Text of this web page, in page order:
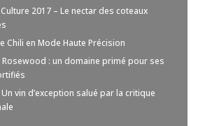
2017 – Le nectar des coteaux
Chili en Mode Haute Précision
Rosewood : un domaine primé pour ses
Un vin d’exception salué par la critique